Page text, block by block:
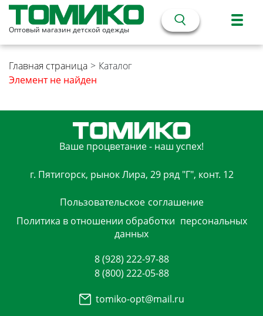
Оптовый магазин детской одежды
Главная страница > Каталог
Элемент не найден
Ваше процветание - наш успех!
г. Пятигорск, рынок Лира, 29 ряд "Г", конт. 12
Пользовательское соглашение
Политика в отношении обработки персональных
данных
8 (928) 222-97-88
8 (800) 222-05-88
tomiko-opt@mail.ru